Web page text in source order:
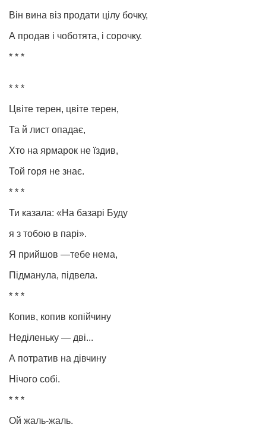
Він вина віз продати цілу бочку,
А продав і чоботята, і сорочку.
* * *
* * *
Цвіте терен, цвіте терен,
Та й лист опадає,
Хто на ярмарок не їздив,
Той горя не знає.
* * *
Ти казала: «На базарі Буду
я з тобою в парі».
Я прийшов —тебе нема,
Підманула, підвела.
* * *
Копив, копив копійчину
Неділеньку — дві...
А потратив на дівчину
Нічого собі.
* * *
Ой жаль-жаль.